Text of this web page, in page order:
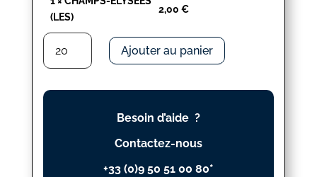
(LES)
2,00 €
quantité
CHAMPS-
ELYSEES
Ajouter au panier
Besoin d’aide ?
Contactez-nous
+33 (0)9 50 51 00 80*